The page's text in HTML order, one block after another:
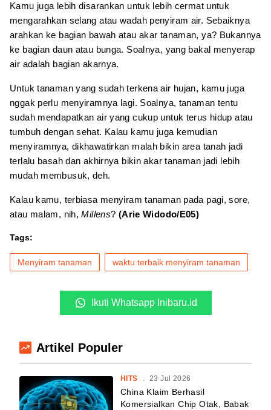
Kamu juga lebih disarankan untuk lebih cermat untuk
mengarahkan selang atau wadah penyiram air. Sebaiknya
arahkan ke bagian bawah atau akar tanaman, ya? Bukannya
ke bagian daun atau bunga. Soalnya, yang bakal menyerap
air adalah bagian akarnya.
Untuk tanaman yang sudah terkena air hujan, kamu juga
nggak perlu menyiramnya lagi. Soalnya, tanaman tentu
sudah mendapatkan air yang cukup untuk terus hidup atau
tumbuh dengan sehat. Kalau kamu juga kemudian
menyiramnya, dikhawatirkan malah bikin area tanah jadi
terlalu basah dan akhirnya bikin akar tanaman jadi lebih
mudah membusuk, deh.
Kalau kamu, terbiasa menyiram tanaman pada pagi, sore,
atau malam, nih,Millens? (Arie Widodo/E05)
Tags:
Menyiram tanaman waktu terbaik menyiram tanaman
Ikuti Whatsapp Inibaru.id
Artikel Populer
HITS . 23 Jul 2026
China Klaim Berhasil
Komersialkan Chip Otak, Babak